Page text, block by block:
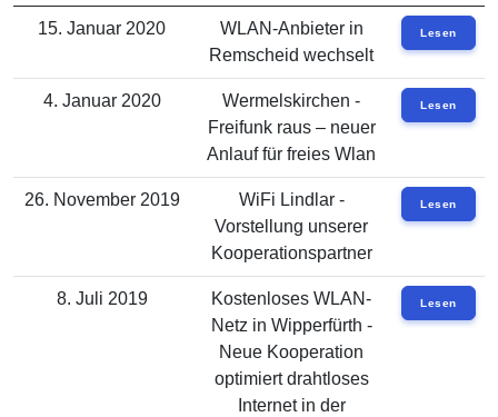
15. Januar 2020
WLAN-Anbieter in
Remscheid wechselt
Lesen
4. Januar 2020
Wermelskirchen -
Freifunk raus – neuer
Anlauf für freies Wlan
Lesen
26. November 2019
WiFi Lindlar -
Vorstellung unserer
Kooperationspartner
Lesen
8. Juli 2019
Kostenloses WLAN-
Netz in Wipperfürth -
Neue Kooperation
optimiert drahtloses
Internet in der
Lesen